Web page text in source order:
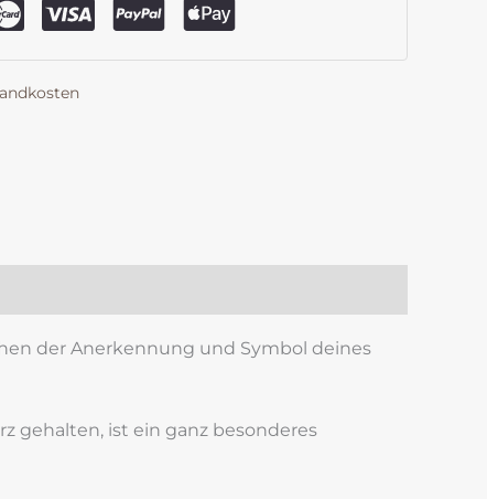
der Anerkennung und Symbol deines
gehalten, ist ein ganz besonderes